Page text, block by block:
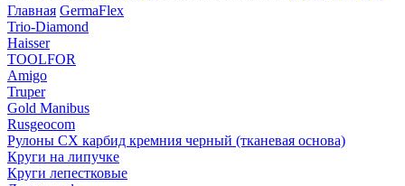
Главная GermaFlex
Trio-Diamond
Haisser
TOOLFOR
Amigo
Truper
Gold Manibus
Rusgeocom
Рулоны CX карбид кремния черный (тканевая основа)
Круги на липучке
Круги лепестковые